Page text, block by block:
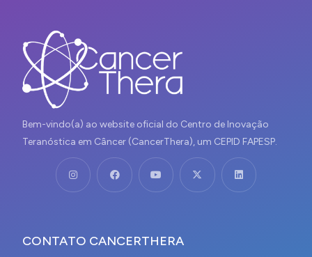
Bem-vindo(a) ao website oficial do Centro de Inovação
Teranóstica em Câncer (CancerThera), um CEPID FAPESP.
CONTATO CANCERTHERA